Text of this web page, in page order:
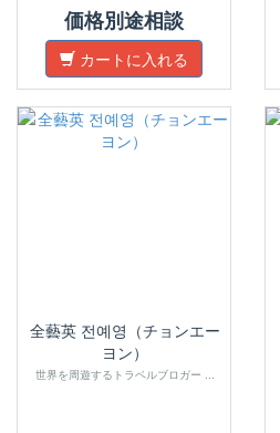
価格別途相談
カートに入れる
全藝英 전예영（チョンエー
ヨン）
世界を周遊するトラベルブロガー ...